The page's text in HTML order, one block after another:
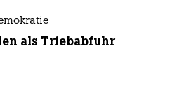
als Triebabfuhr